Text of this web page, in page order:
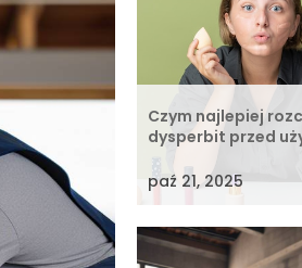
Czym najlepiej
dysperbit przed
paź 21, 2025